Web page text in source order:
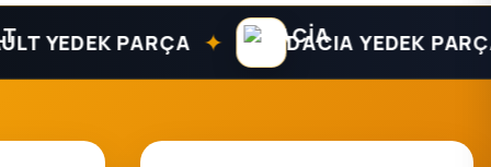
PARÇA ✦ DACIA YEDEK PARÇA ✦